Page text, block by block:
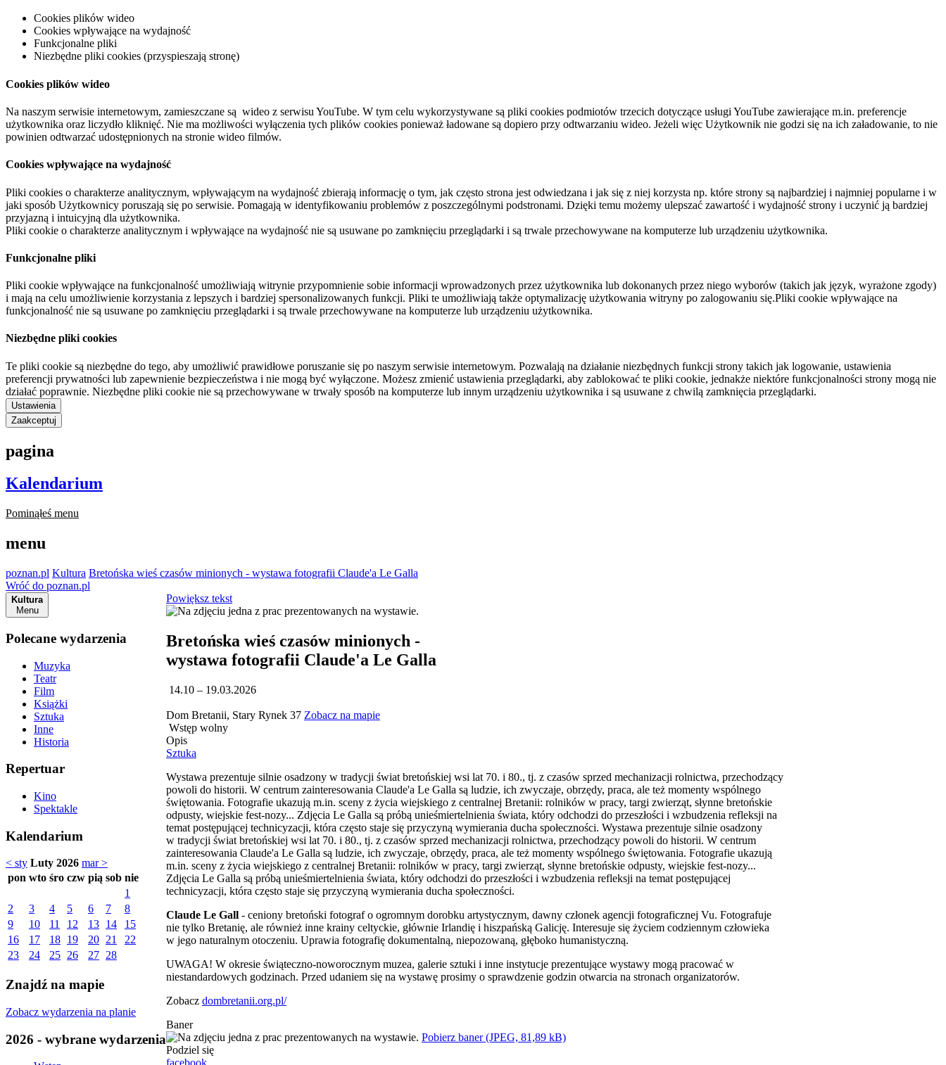
Cookies plików wideo
Cookies wpływające na wydajność
Funkcjonalne pliki
Niezbędne pliki cookies (przyspieszają stronę)
Cookies plików wideo
Na naszym serwisie internetowym, zamieszczane są wideo z serwisu YouTube. W tym celu wykorzystywane są pliki cookies podmiotów trzecich dotyczące usługi YouTube zawierające m.in. preferencje
użytkownika oraz liczydło kliknięć. Nie ma możliwości wyłączenia tych plików cookies ponieważ ładowane są dopiero przy odtwarzaniu wideo. Jeżeli więc Użytkownik nie godzi się na ich załadowanie, to nie
powinien odtwarzać udostępnionych na stronie wideo filmów.
Cookies wpływające na wydajność
Pliki cookies o charakterze analitycznym, wpływającym na wydajność zbierają informację o tym, jak często strona jest odwiedzana i jak się z niej korzysta np. które strony są najbardziej i najmniej popularne i w
jaki sposób Użytkownicy poruszają się po serwisie. Pomagają w identyfikowaniu problemów z poszczególnymi podstronami. Dzięki temu możemy ulepszać zawartość i wydajność strony i uczynić ją bardziej
przyjazną i intuicyjną dla użytkownika.
Pliki cookie o charakterze analitycznym i wpływające na wydajność nie są usuwane po zamknięciu przeglądarki i są trwale przechowywane na komputerze lub urządzeniu użytkownika.
Funkcjonalne pliki
Pliki cookie wpływające na funkcjonalność umożliwiają witrynie przypomnienie sobie informacji wprowadzonych przez użytkownika lub dokonanych przez niego wyborów (takich jak język, wyrażone zgody)
i mają na celu umożliwienie korzystania z lepszych i bardziej spersonalizowanych funkcji. Pliki te umożliwiają także optymalizację użytkowania witryny po zalogowaniu się.Pliki cookie wpływające na
funkcjonalność nie są usuwane po zamknięciu przeglądarki i są trwale przechowywane na komputerze lub urządzeniu użytkownika.
Niezbędne pliki cookies
Te pliki cookie są niezbędne do tego, aby umożliwić prawidłowe poruszanie się po naszym serwisie internetowym. Pozwalają na działanie niezbędnych funkcji strony takich jak logowanie, ustawienia
preferencji prywatności lub zapewnienie bezpieczeństwa i nie mogą być wyłączone. Możesz zmienić ustawienia przeglądarki, aby zablokować te pliki cookie, jednakże niektóre funkcjonalności strony mogą nie
działać poprawnie. Niezbędne pliki cookie nie są przechowywane w trwały sposób na komputerze lub innym urządzeniu użytkownika i są usuwane z chwilą zamknięcia przeglądarki.
Ustawienia
Zaakceptuj
pagina
Kalendarium
Pominąłeś menu
menu
poznan.pl Kultura Bretońska wieś czasów minionych - wystawa fotografii Claude'a Le Galla
Wróć do poznan.pl
Kultura
Menu
Polecane wydarzenia
Muzyka
Teatr
Film
Książki
Sztuka
Inne
Historia
Repertuar
Kino
Spektakle
Kalendarium
< sty Luty 2026 mar >
pon wto śro czw pią sob nie
1
2
3 4 5 6 7
8
9
10 11 12 13 14
15
16
17 18 19 20 21
22
23
24 25 26 27 28
Znajdź na mapie
Zobacz wydarzenia na planie
2026 - wybrane wydarzenia
Powiększ tekst
Bretońska wieś czasów minionych -
wystawa fotografii Claude'a Le Galla
14.10 – 19.03.2026
Dom Bretanii, Stary Rynek 37 Zobacz na mapie
Wstęp wolny
Opis
Sztuka
Wystawa prezentuje silnie osadzony w tradycji świat bretońskiej wsi lat 70. i 80., tj. z czasów sprzed mechanizacji rolnictwa, przechodzący
powoli do historii. W centrum zainteresowania Claude'a Le Galla są ludzie, ich zwyczaje, obrzędy, praca, ale też momenty wspólnego
świętowania. Fotografie ukazują m.in. sceny z życia wiejskiego z centralnej Bretanii: rolników w pracy, targi zwierząt, słynne bretońskie
odpusty, wiejskie fest-nozy... Zdjęcia Le Galla są próbą unieśmiertelnienia świata, który odchodzi do przeszłości i wzbudzenia refleksji na
temat postępującej technicyzacji, która często staje się przyczyną wymierania ducha społeczności. Wystawa prezentuje silnie osadzony
w tradycji świat bretońskiej wsi lat 70. i 80., tj. z czasów sprzed mechanizacji rolnictwa, przechodzący powoli do historii. W centrum
zainteresowania Claude'a Le Galla są ludzie, ich zwyczaje, obrzędy, praca, ale też momenty wspólnego świętowania. Fotografie ukazują
m.in. sceny z życia wiejskiego z centralnej Bretanii: rolników w pracy, targi zwierząt, słynne bretońskie odpusty, wiejskie fest-nozy...
Zdjęcia Le Galla są próbą unieśmiertelnienia świata, który odchodzi do przeszłości i wzbudzenia refleksji na temat postępującej
technicyzacji, która często staje się przyczyną wymierania ducha społeczności.
Claude Le Gall - ceniony bretoński fotograf o ogromnym dorobku artystycznym, dawny członek agencji fotograficznej Vu. Fotografuje
nie tylko Bretanię, ale również inne krainy celtyckie, głównie Irlandię i hiszpańską Galicję. Interesuje się życiem codziennym człowieka
w jego naturalnym otoczeniu. Uprawia fotografię dokumentalną, niepozowaną, głęboko humanistyczną.
UWAGA! W okresie świąteczno-noworocznym muzea, galerie sztuki i inne instytucje prezentujące wystawy mogą pracować w
niestandardowych godzinach. Przed udaniem się na wystawę prosimy o sprawdzenie godzin otwarcia na stronach organizatorów.
Zobacz dombretanii.org.pl/
Baner
Pobierz baner (JPEG, 81,89 kB)
Podziel się
facebook